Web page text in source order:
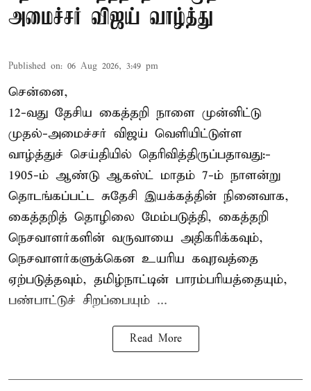
அமைச்சர் விஜய் வாழ்த்து
Published on: 06 Aug 2026, 3:49 pm
சென்னை,
12-வது தேசிய கைத்தறி நாளை முன்னிட்டு
முதல்-அமைச்சர் விஜய் வெளியிட்டுள்ள
வாழ்த்துச் செய்தியில் தெரிவித்திருப்பதாவது:-
1905-ம் ஆண்டு ஆகஸ்ட் மாதம் 7-ம் நாளன்று
தொடங்கப்பட்ட சுதேசி இயக்கத்தின் நினைவாக,
கைத்தறித் தொழிலை மேம்படுத்தி, கைத்தறி
நெசவாளர்களின் வருவாயை அதிகரிக்கவும்,
நெசவாளர்களுக்கென உயரிய கவுரவத்தை
ஏற்படுத்தவும், தமிழ்நாட்டின் பாரம்பரியத்தையும்,
பண்பாட்டுச் சிறப்பையும் ...
Read More